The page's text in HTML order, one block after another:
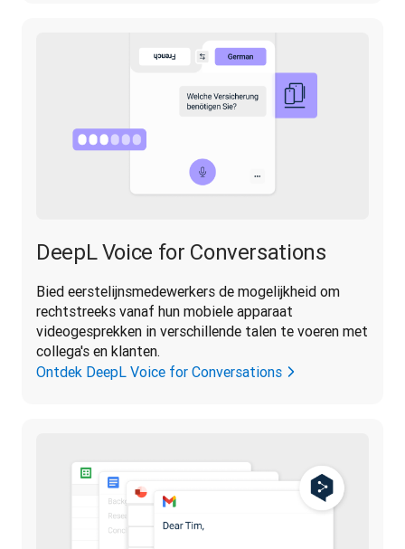
DeepL Voice for Conversations
Bied eerstelijnsmedewerkers de mogelijkheid om
rechtstreeks vanaf hun mobiele apparaat
videogesprekken in verschillende talen te voeren met
collega's en klanten.
Ontdek DeepL Voice for Conversations